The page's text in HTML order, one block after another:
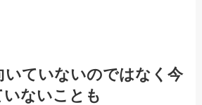
いていないのではなく今
ないことも